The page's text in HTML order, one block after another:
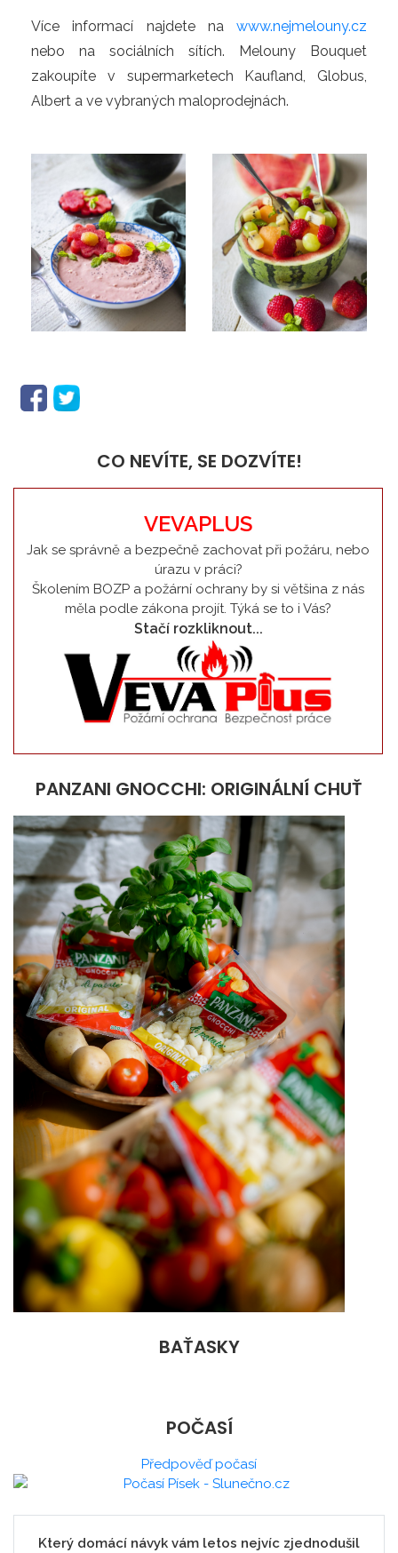
Více informací najdete na www.nejmelouny.cz
nebo na sociálních sítích. Melouny Bouquet
zakoupíte v supermarketech Kaufland, Globus,
Albert a ve vybraných maloprodejnách.
CO NEVÍTE, SE DOZVÍTE!
VEVAPLUS
Jak se správně a bezpečně zachovat při požáru, nebo
úrazu v práci?
Školením BOZP a požární ochrany by si většina z nás
měla podle zákona projít. Týká se to i Vás?
Stačí rozkliknout...
PANZANI GNOCCHI: ORIGINÁLNÍ CHUŤ
BAŤASKY
POČASÍ
Předpověď počasí
Který domácí návyk vám letos nejvíc zjednodušil